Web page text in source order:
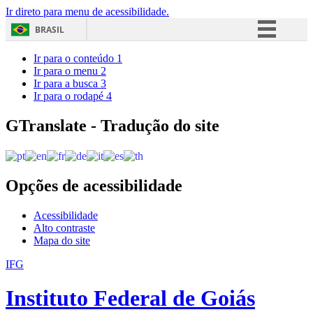
Ir direto para menu de acessibilidade.
BRASIL
Acesso à informação
Ir para o conteúdo 1
Ir para o menu 2
Ir para a busca 3
Ir para o rodapé 4
GTranslate - Tradução do site
Opções de acessibilidade
Acessibilidade
Alto contraste
Mapa do site
IFG
Instituto Federal de Goiás